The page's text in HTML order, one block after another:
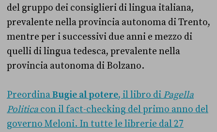
del gruppo dei consiglieri di lingua italiana,
prevalente nella provincia autonoma di Trento,
mentre per i successivi due anni e mezzo di
quelli di lingua tedesca, prevalente nella
provincia autonoma di Bolzano.
PreordinaBugie al potere, il libro di Pagella
Politica con il fact-checking del primo anno del
governo Meloni. In tutte le librerie dal 27